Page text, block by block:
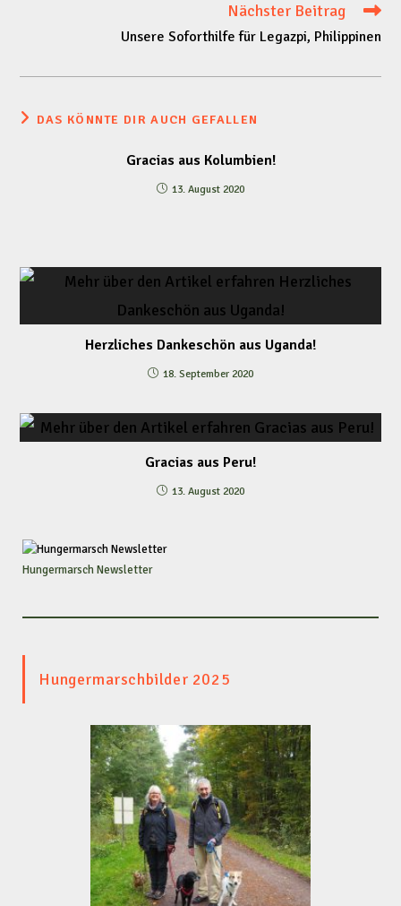
Nächster Beitrag
Unsere Soforthilfe für Legazpi, Philippinen
DAS KÖNNTE DIR AUCH GEFALLEN
Gracias aus Kolumbien!
13. August 2020
Herzliches Dankeschön aus Uganda!
18. September 2020
Gracias aus Peru!
13. August 2020
Hungermarsch Newsletter
Hungermarschbilder 2025